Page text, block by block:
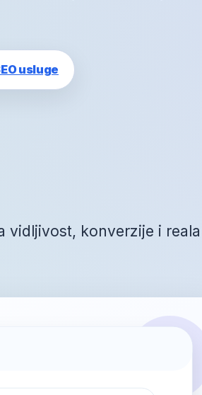
usluge
vidljivost, konverzije i